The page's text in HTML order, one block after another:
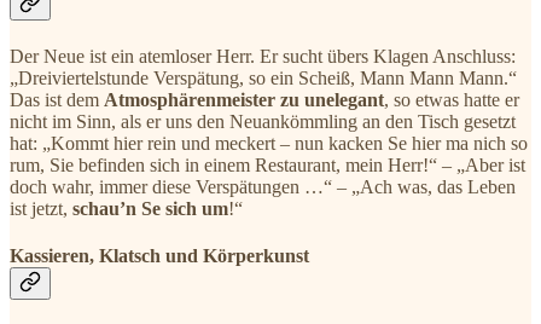
Der Neue ist ein atemloser Herr. Er sucht übers Klagen Anschluss:
„Dreiviertelstunde Verspätung, so ein Scheiß, Mann Mann Mann.“
Das ist dem Atmosphärenmeister zu unelegant, so etwas hatte er
nicht im Sinn, als er uns den Neuankömmling an den Tisch gesetzt
hat: „Kommt hier rein und meckert – nun kacken Se hier ma nich so
rum, Sie befinden sich in einem Restaurant, mein Herr!“ – „Aber ist
doch wahr, immer diese Verspätungen …“ – „Ach was, das Leben
ist jetzt, schau’n Se sich um!“
Kassieren, Klatsch und Körperkunst